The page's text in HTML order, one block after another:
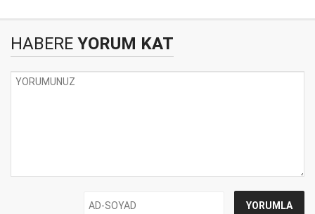
HABERE YORUM KAT